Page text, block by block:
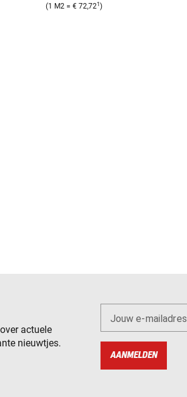
(1 M2= € 72,721 )
actuele
nieuwtjes.
Jouw e-mailadres
AANMELDEN